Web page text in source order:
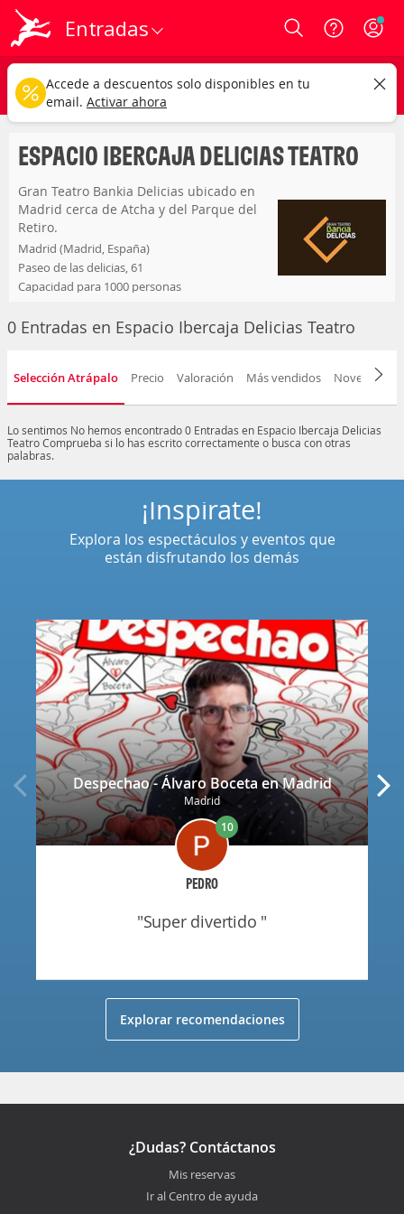
Entradas Login
espacio ibercaja delicias teatro
Cualquier tipo Cualquier fecha
CAMBIAR
ESPACIO IBERCAJA DELICIAS TEATRO
Gran Teatro Bankia Delicias ubicado en
Madrid cerca de Atcha y del Parque del
Retiro.
Madrid (Madrid, España)
Paseo de las delicias, 61
Capacidad para 1000 personas
0 Entradas en Espacio Ibercaja Delicias Teatro
Selección Atrápalo Precio Valoración Más vendidos Novedad
Lo sentimos No hemos encontrado 0 Entradas en Espacio Ibercaja Delicias
TeatroComprueba si lo has escrito correctamente o busca con otras
palabras.
Despechao - Álvaro Boceta en Madrid
Madrid
PEDRO
10
"super divertido "
¡Inspírate!
Explora los espectáculos y eventos que
están disfrutando los demás
Explorar recomendaciones
¿Dudas? Contáctanos
Mis reservas
Ir al Centro de ayuda
Accede a descuentos solo disponibles en tu
email. Activar ahora